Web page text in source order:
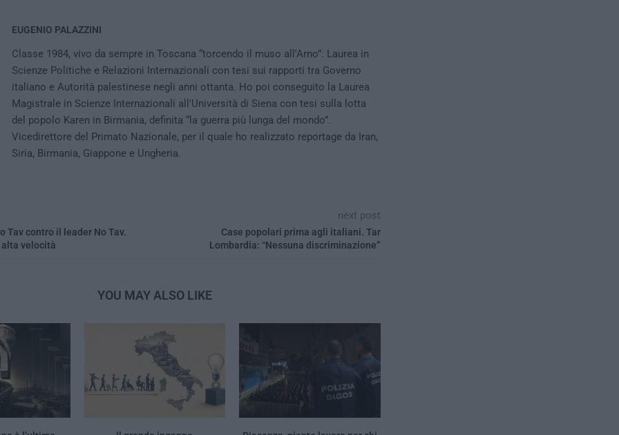
EUGENIO PALAZZINI
Classe 1984, vivo da sempre in Toscana “torcendo il muso all'Arno”. Laurea in
Scienze Politiche e Relazioni Internazionali con tesi sui rapporti tra Governo
italiano e Autorità palestinese negli anni ottanta. Ho poi conseguito la Laurea
Magistrale in Scienze Internazionali all'Università di Siena con tesi sulla lotta
del popolo Karen in Birmania, definita “la guerra più lunga del mondo”.
Vicedirettore del Primato Nazionale, per il quale ho realizzato reportage da Iran,
Siria, Birmania, Giappone e Ungheria.
Tav contro il leader No Tav.
velocità
next post
Case popolari prima agli italiani. Tar
Lombardia: “Nessuna discriminazione”
YOU MAY ALSO LIKE